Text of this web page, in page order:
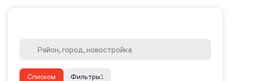
Списком 1
Фильтры